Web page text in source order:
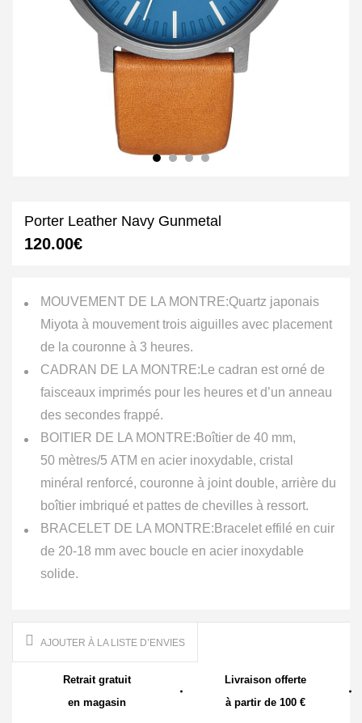
Porter Leather Navy Gunmetal
120.00€
MOUVEMENT DE LA MONTRE:Quartz japonais
Miyota à mouvement trois aiguilles avec placement
de la couronne à 3 heures.
CADRAN DE LA MONTRE: Le cadran est orné de
faisceaux imprimés pour les heures et d’un anneau
des secondes frappé.
BOITIER DE LA MONTRE: Boîtier de 40 mm,
50 mètres/5 ATM en acier inoxydable, cristal
minéral renforcé, couronne à joint double, arrière du
boîtier imbriqué et pattes de chevilles à ressort.
BRACELET DE LA MONTRE: Bracelet effilé en cuir
de 20-18 mm avec boucle en acier inoxydable
solide.
AJOUTER À LA LISTE D’ENVIES
Retrait gratuit
en magasin
Livraison offerte
à partir de 100 €